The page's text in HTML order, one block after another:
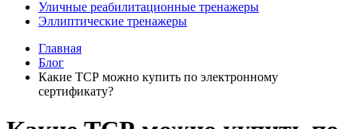
Уличные реабилитационные тренажеры
Эллиптические тренажеры
Главная
Блог
Какие ТСР можно купить по электронному
сертификату?